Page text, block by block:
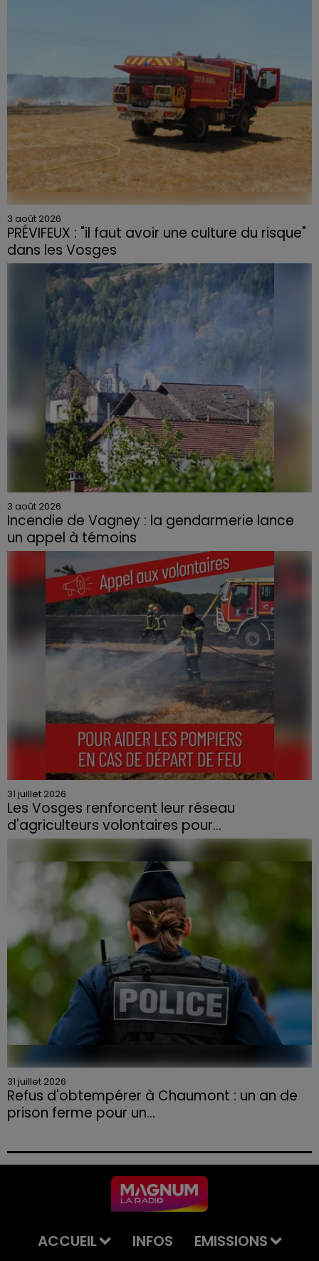
3 août 2026
PRÉVIFEUX : "il faut avoir une culture du risque"
dans les Vosges
3 août 2026
Incendie de Vagney : la gendarmerie lance
un appel à témoins
Le feu, parti d'une haie avant de se propager au
quartier résidentiel, avait détruit deux habitations et
contraint à l'évacuation d'une centaine de personnes.
31 juillet 2026
Les Vosges renforcent leur réseau
d'agriculteurs volontaires pour...
Face à la sécheresse et aux risques de départs de feu,
la Chambre d'agriculture des Vosges a lancé un appel
aux agriculteurs volontaires pour venir en aide...
31 juillet 2026
Refus d'obtempérer à Chaumont : un an de
prison ferme pour un...
permis et la confiscation de son véhicule.
ACCUEIL INFOS EMISSIONS